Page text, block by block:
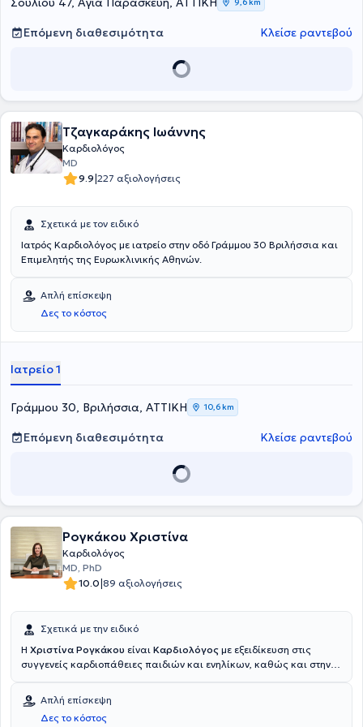
Επόμενη διαθεσιμότητα Κλείσε ραντεβού
Τζαγκαράκης Ιωάννης
Καρδιολόγος
MD
9.9|227 αξιολογήσεις
Σχετικά με τον ειδικό
Iατρός Καρδιολόγος με ιατρείο στην οδό Γράμμου 30 Βριλήσσια και
Επιμελητής της Ευρωκλινικής Αθηνών.
Απλή επίσκεψη
Δες το κόστος
Ιατρείο 1
Γράμμου 30, Βριλήσσια, ΑΤΤΙΚΗ 10,6 km
Επόμενη διαθεσιμότητα Κλείσε ραντεβού
Ρογκάκου Χριστίνα
Καρδιολόγος
MD, PhD
10.0|89 αξιολογήσεις
Σχετικά με την ειδικό
Η Χριστίνα Ρογκάκου είναι Καρδιολόγος με εξειδίκευση στις
συγγενείς καρδιοπάθειες παιδιών και ενηλίκων, καθώς και στην
Χολαργό.Διαθέτει πολυετή εμπειρία σε εξειδικευμένα
καρδιολογικά κέντρα στη Γερμανία και την Ελλάδα και είναι
κάτοχος διδακτορικού τίτλου από το Πανεπιστήμιο της
Απλή επίσκεψη
Δες το κόστος